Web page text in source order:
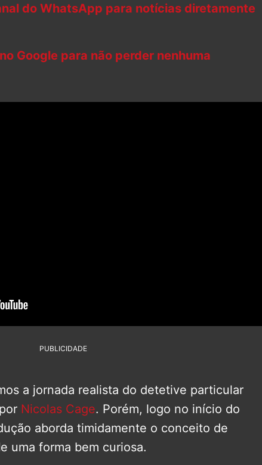
do WhatsApp para notícias diretamente
Google para não perder nenhuma
PUBLICIDADE
a jornada realista do detetive particular
Nicolas Cage. Porém, logo no início do
aborda timidamente o conceito de
uma forma bem curiosa.